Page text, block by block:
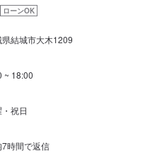
いたします✔️車種などにより施
ロードスターまでご相談くださ
の貸し出しを無料で行っており
す。お気軽にご相談下さい。※代
ます。<定休日・営業時間>定休
ローンOK
県結城市大木1209
~ 18:00
・祝日
7時間で返信